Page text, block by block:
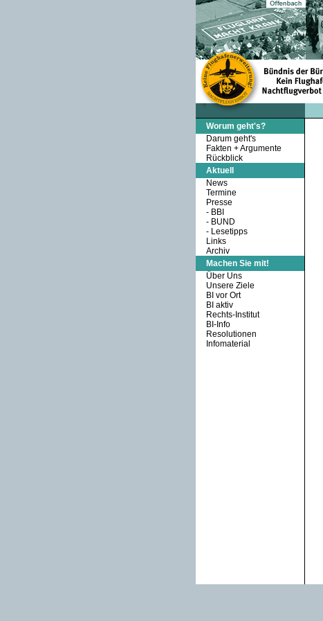
Worum geht's?
Darum geht's
Fakten + Argumente
Rückblick
Aktuell
News
Termine
Presse
- BBI
- BUND
- Lesetipps
Links
Archiv
Machen Sie mit!
Über Uns
Unsere Ziele
BI vor Ort
BI aktiv
Rechts-Institut
BI-Info
Resolutionen
Infomaterial